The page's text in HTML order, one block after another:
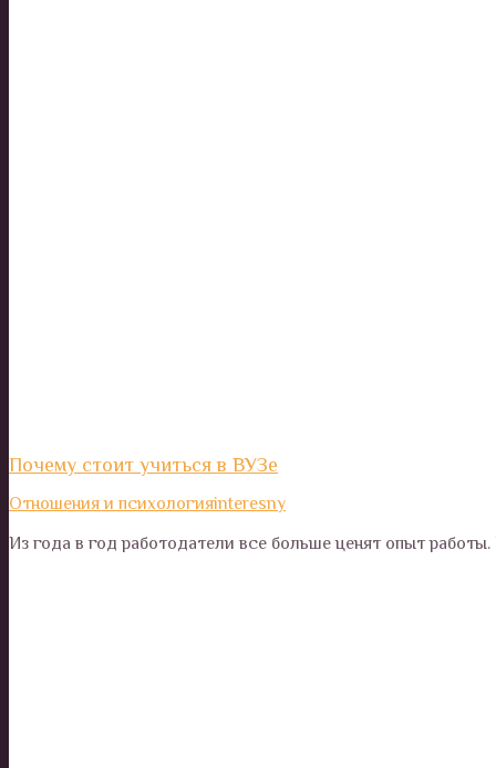
Почему стоит учиться в ВУЗе
Отношения и психологияinteresny
Из года в год работодатели все больше ценят опыт